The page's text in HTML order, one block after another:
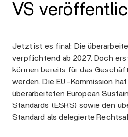
VS
Jetzt ist es final: Die
verpflichtend ab 2027. Doch
können bereits für das
werden. Die EU-Kommission hat
überarbeiteten European
Standards (ESRS) sowie den
Standard als delegierte